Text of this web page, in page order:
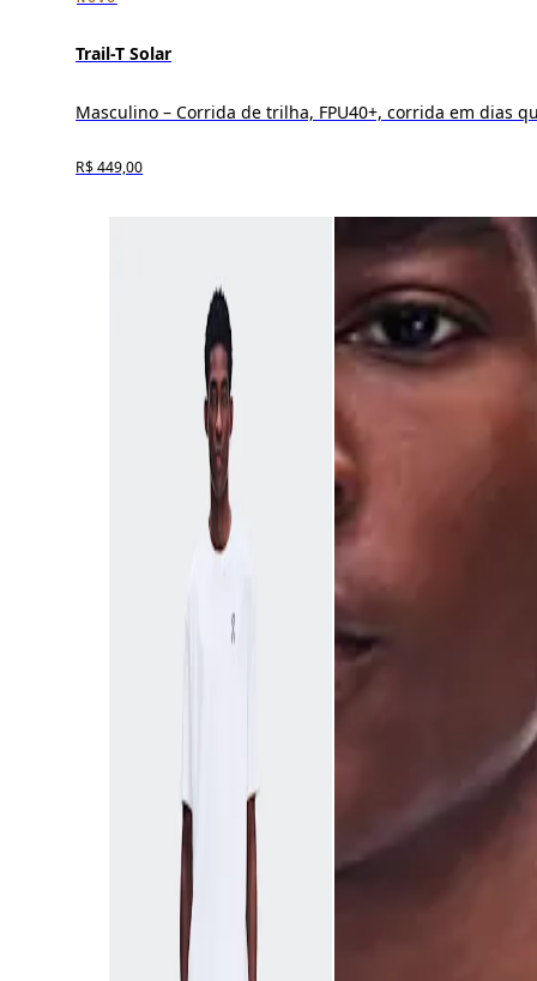
Trail-T Solar
Masculino – Corrida de trilha, FPU40+, corrida em dias
R$ 449,00